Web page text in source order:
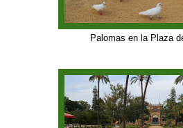
Palomas en la Plaza